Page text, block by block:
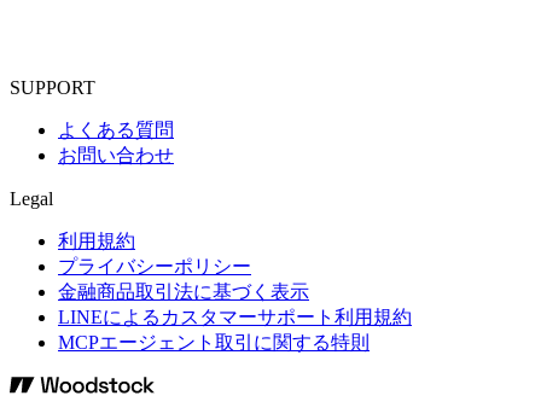
SUPPORT
よくある質問
お問い合わせ
Legal
利用規約
プライバシーポリシー
金融商品取引法に基づく表示
LINEによるカスタマーサポート利用規約
MCPエージェント取引に関する特則